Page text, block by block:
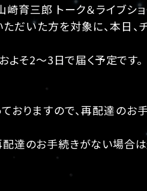
育三郎 トーク＆ライブシ
だいた方を対象に、本日
よそ2〜3日で届く予定です。
りますので、再配達のお
達のお手続きがない場合